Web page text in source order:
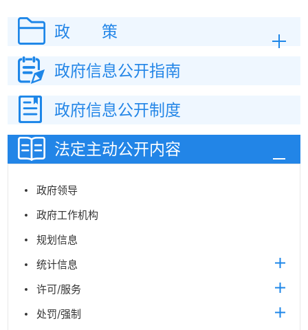
政 策
政府信息公开指南
政府信息公开制度
法定主动公开内容
政府领导
政府工作机构
规划信息
统计信息
许可/服务
处罚/强制